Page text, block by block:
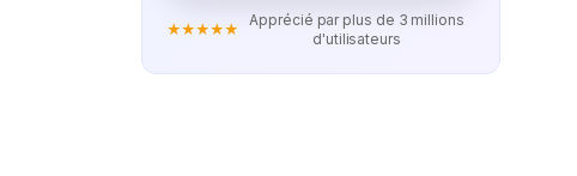
★★★★★
Apprécié par plus de 3 millions
d'utilisateurs